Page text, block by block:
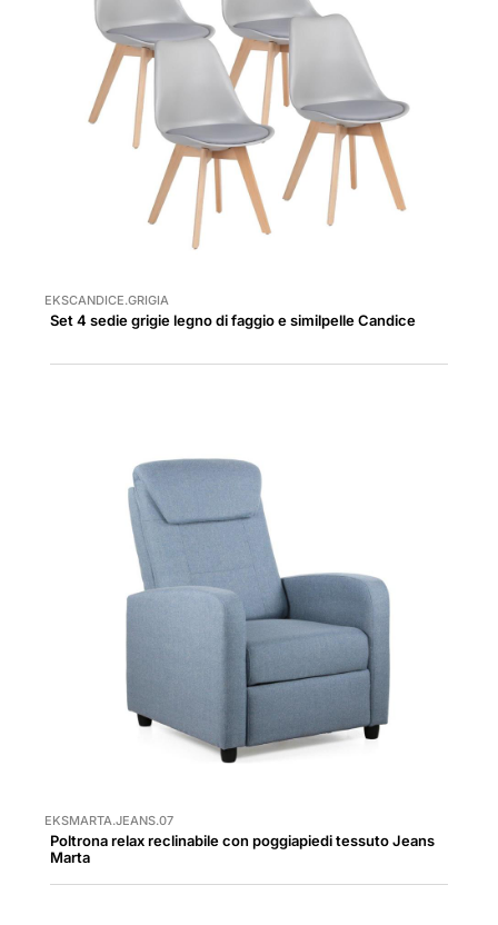
EKSCANDICE.GRIGIA
Set 4 sedie grigie legno di faggio e similpelle Candice
EKSMARTA.JEANS.07
Poltrona relax reclinabile con poggiapiedi tessuto Jeans
Marta